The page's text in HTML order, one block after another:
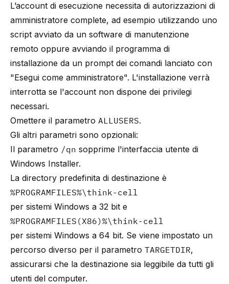
L’account di esecuzione necessita di autorizzazioni di
amministratore complete, ad esempio utilizzando uno
script avviato da un software di manutenzione
remoto oppure avviando il programma di
installazione da un prompt dei comandi lanciato con
"Esegui come amministratore". L'installazione verrà
interrotta se l'account non dispone dei privilegi
necessari.
Omettere il parametro ALLUSERS.
Gli altri parametri sono opzionali:
Il parametro /qn sopprime l'interfaccia utente di
Windows Installer.
La directory predefinita di destinazione è
%PROGRAMFILES%\think-cell
per sistemi Windows a 32 bit e
%PROGRAMFILES(X86)%\think-cell
per sistemi Windows a 64 bit. Se viene impostato un
percorso diverso per il parametro TARGETDIR,
assicurarsi che la destinazione sia leggibile da tutti gli
utenti del computer.